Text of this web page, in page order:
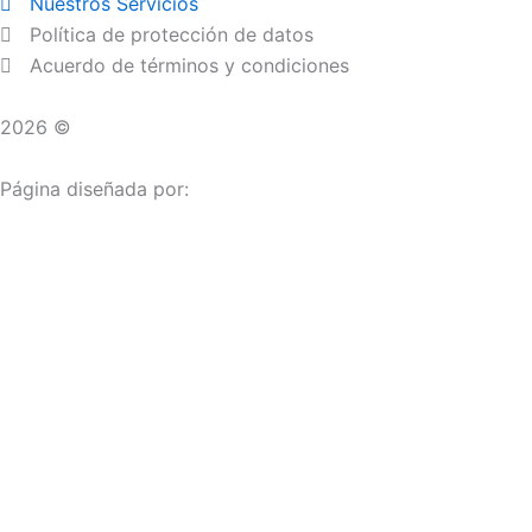
Política de protección de datos
Acuerdo de términos y condiciones
2026 ©
Página diseñada por: